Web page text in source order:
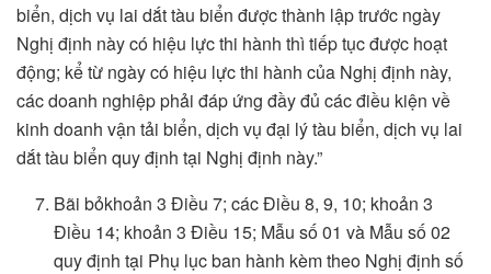
biển, dịch vụ lai dắt tàu biển được thành lập trước ngày
Nghị định này có hiệu lực thi hành thì tiếp tục được hoạt
động; kể từ ngày có hiệu lực thi hành của Nghị định này,
các doanh nghiệp phải đáp ứng đầy đủ các điều kiện về
kinh doanh vận tải biển, dịch vụ đại lý tàu biển, dịch vụ lai
dắt tàu biển quy định tại Nghị định này.”
Bãi bỏkhoản 3 Điều 7; các Điều 8, 9, 10; khoản 3
Điều 14; khoản 3 Điều 15; Mẫu số 01 và Mẫu số 02
quy định tại Phụ lục ban hành kèm theo Nghị định số